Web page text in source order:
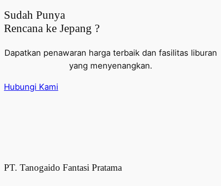
Sudah Punya
Rencana ke Jepang ?
Dapatkan penawaran harga terbaik dan fasilitas liburan
yang menyenangkan.
Hubungi Kami
PT. Tanogaido Fantasi Pratama